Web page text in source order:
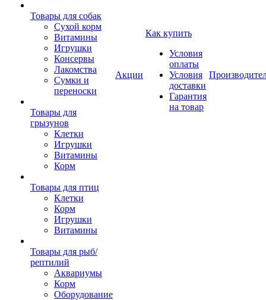
Товары для собак
Cухой корм
Витамины
Игрушки
Консервы
Лакомства
Сумки и
переноски
Товары для
грызунов
Клетки
Игрушки
Витамины
Корм
Товары для птиц
Клетки
Корм
Игрушки
Витамины
Товары для рыб/
рептилий
Аквариумы
Корм
Оборудование
Акции
Как купить
Условия
оплаты
Условия
доставки
Гарантия
на товар